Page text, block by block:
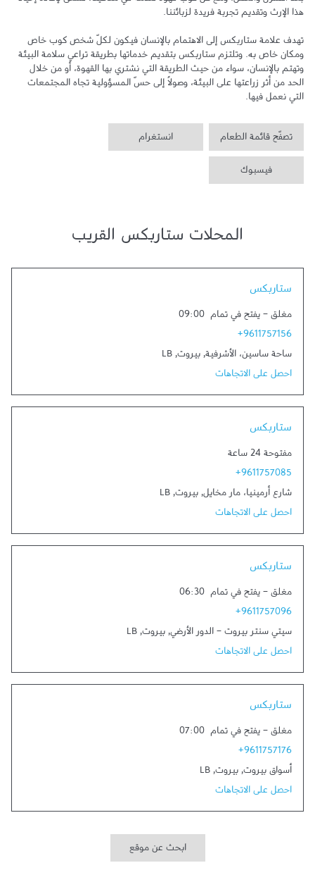
التي نعمل فيها.
تصفّح قائمة الطعام انستغرام
فيسبوك
المحلات ستاربكس القريب
ستاربكس
مغلق - يفتح في تمام 09:00
+9611757156
ساحة ساسين، الأشرفية, بيروت,
LB
احصل على الاتجاهات
ستاربكس
مفتوحة 24 ساعة
+9611757085
شارع أرمينيا، مار مخايل, بيروت,
LB
احصل على الاتجاهات
ستاربكس
مغلق - يفتح في تمام 06:30
+9611757096
سيتي سنتر بيروت - الدور الأرضي, بيروت,
LB
احصل على الاتجاهات
ستاربكس
مغلق - يفتح في تمام 07:00
+9611757176
أسواق بيروت, بيروت,
LB
احصل على الاتجاهات
ابحث عن موقع